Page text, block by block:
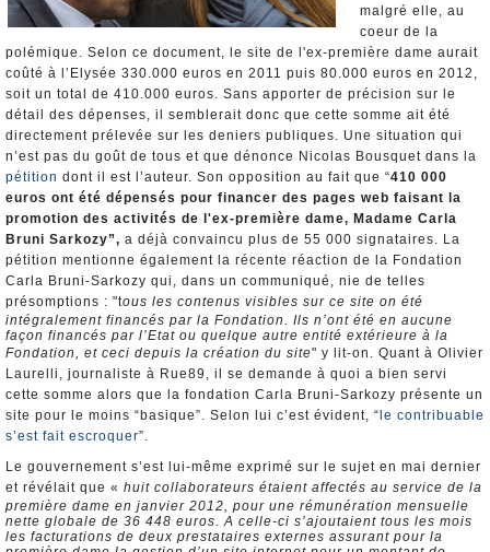
malgré elle, au
coeur de la
polémique. Selon ce document, le site de l'ex-première dame aurait
coûté à l’Elysée 330.000 euros en 2011 puis 80.000 euros en 2012,
soit un total de 410.000 euros. Sans apporter de précision sur le
détail des dépenses, il semblerait donc que cette somme ait été
directement prélevée sur les deniers publiques. Une situation qui
n’est pas du goût de tous et que dénonce Nicolas Bousquet dans la
pétition dont il est l’auteur. Son opposition au fait que “410 000
euros ont été dépensés pour financer des pages web faisant la
promotion des activités de l'ex-première dame, Madame Carla
Bruni Sarkozy”, a déjà convaincu plus de 55 000 signataires. La
pétition mentionne également la récente réaction de la Fondation
Carla Bruni-Sarkozy qui, dans un communiqué, nie de telles
présomptions : "tous les contenus visibles sur ce site on été
intégralement financés par la Fondation. Ils n’ont été en aucune
façon financés par l’Etat ou quelque autre entité extérieure à la
Fondation, et ceci depuis la création du site" y lit-on. Quant à Olivier
Laurelli, journaliste à Rue89, il se demande à quoi a bien servi
cette somme alors que la fondation Carla Bruni-Sarkozy présente un
site pour le moins “basique”. Selon lui c’est évident, “ le contribuable
s’est fait escroquer”.
Le gouvernement s’est lui-même exprimé sur le sujet en mai dernier
et révélait que « huit collaborateurs étaient affectés au service de la
première dame en janvier 2012, pour une rémunération mensuelle
nette globale de 36 448 euros. A celle-ci s’ajoutaient tous les mois
les facturations de deux prestataires externes assurant pour la